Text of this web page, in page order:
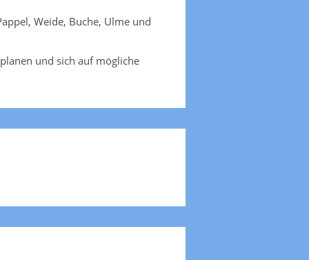
Weide, Buche, Ulme und
und sich auf mögliche